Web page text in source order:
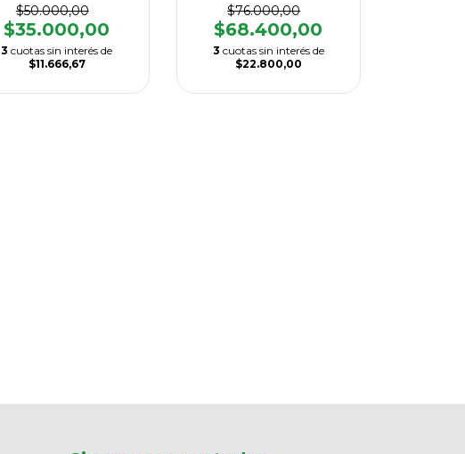
$50.000,00
$35.000,00
3 cuotas sin interés de
$11.666,67
MACRÓN 2026
$76.000,00
$68.400,00
3 cuotas sin interés de
$22.800,00